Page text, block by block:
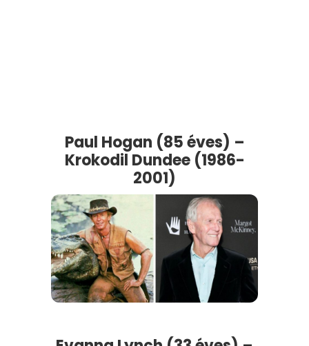
Paul Hogan (85 éves) –
Krokodil Dundee (1986-
2001)